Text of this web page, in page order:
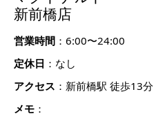
新前橋店
営業時間 ：6:00〜24:00
定休日 ：なし
アクセス ：新前橋駅 徒歩13分
メモ ：